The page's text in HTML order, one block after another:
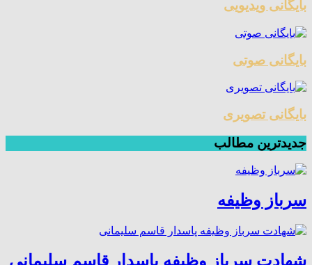
بایگانی ویدیویی
بایگانی صوتی
بایگانی تصویری
جدیدترین مطالب
سرباز وظیفه
شهادت سرباز وظیفه پاسدار قاسم سلیمانی